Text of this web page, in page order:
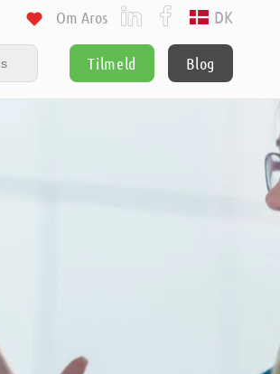
Tilmeld Blog
Om Aros DK